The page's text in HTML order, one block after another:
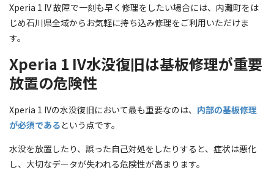
Xperia 1 IV 故障で一刻も早く修理をしたい場合には、内灘町をは
じめ石川県全域からお気軽に持ち込み修理をご利用いただけま
す。
Xperia 1 IV水没復旧は基板修理が重要
放置の危険性
Xperia 1 IVの水没復旧において最も重要なのは、 内部の基板修理
が必須であるという点です。
水没を放置したり、誤った自己対処をしたりすると、症状は悪化
し、大切なデータが失われる危険性が高まります。